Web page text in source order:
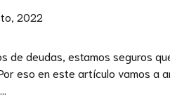
2022
de deudas, estamos seguros
eso en este artículo vamos a